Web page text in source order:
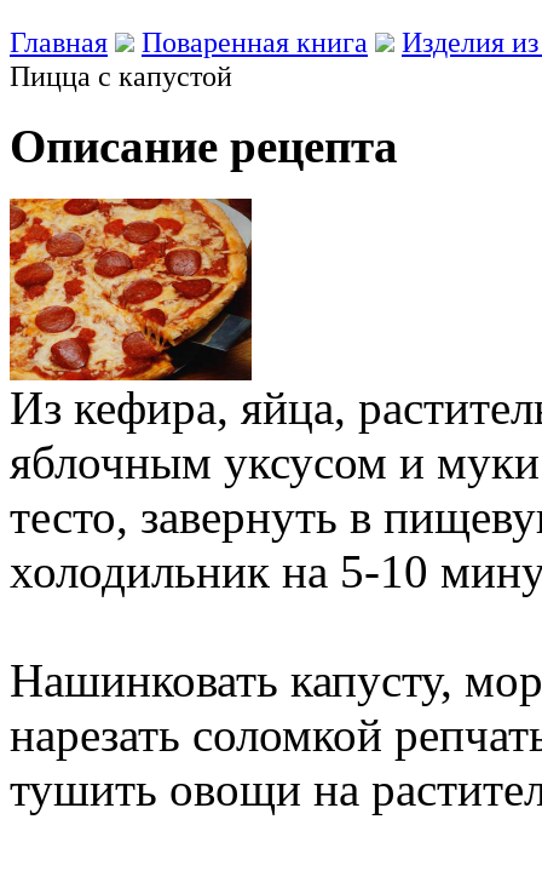
Главная Поваренная книга
Изделия
Пицца с капустой
Описание рецепта
Из кефира, яйца,
яблочным уксусом и муки
тесто, завернуть в
холодильник на 5-10
Нашинковать капусту,
на­резать соломкой
тушить овощи на